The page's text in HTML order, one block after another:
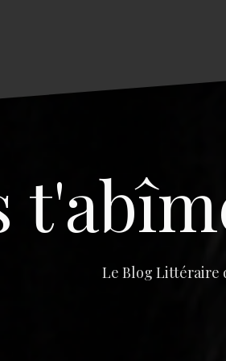
Le Blog Littéraire